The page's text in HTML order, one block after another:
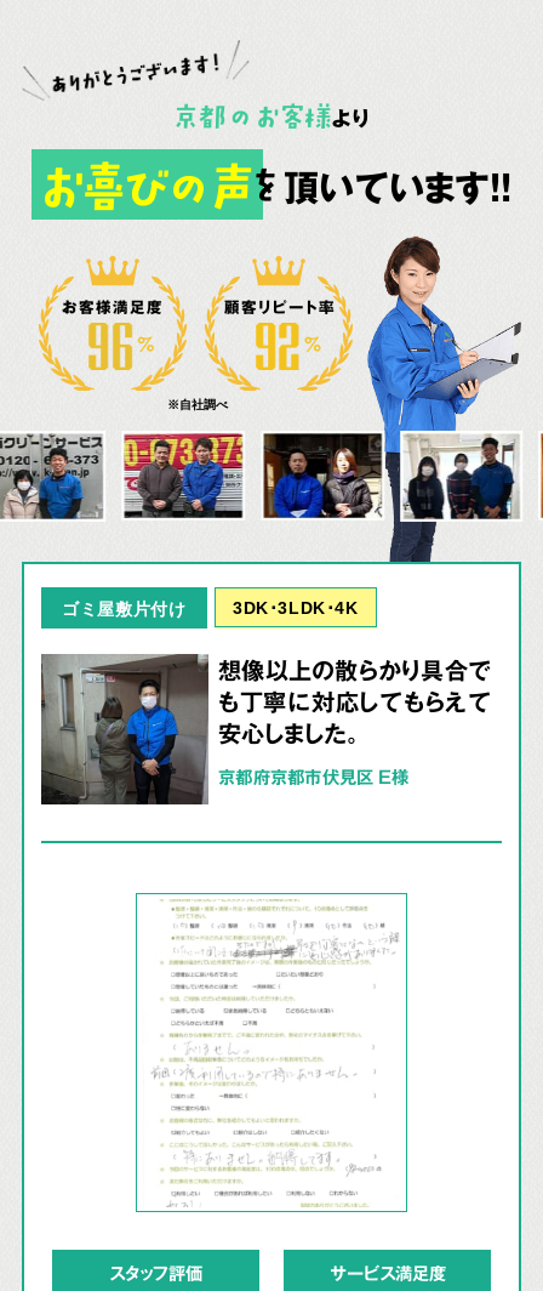
京都 の お客様より
お喜びの声を 頂いています!!
お客様満足度 顧客リピート率
※自社調べ
ゴミ屋敷片付け 3DK･3LDK･4K
想像以上の散らかり具合で
も丁寧に対応してもらえて
安心しました。
京都府京都市伏見区 E様
スタッフ評価 サービス満足度